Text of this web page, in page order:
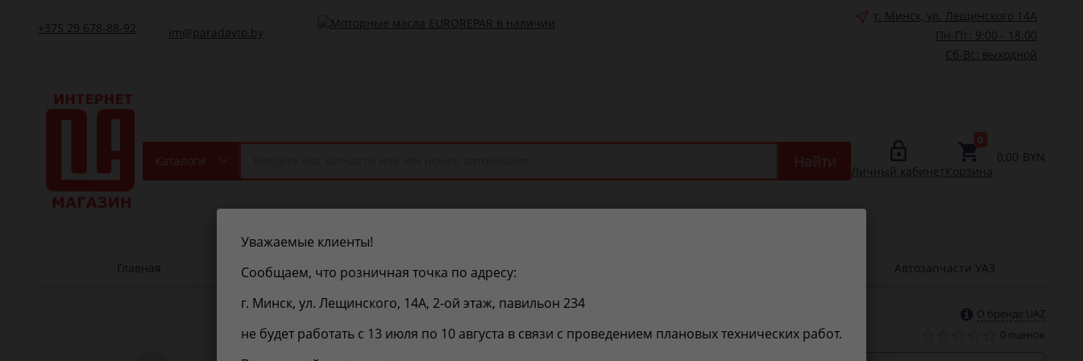
+375 29 678-88-92 im@paradavto.by
г. Минск, ул. Лещинского 14А
Пн-Пт: 9:00 - 18:00
Сб-Вс: выходной
Каталоги Найти
Личный кабинет Корзина
0
0,00 BYN
Главная Контакты Покупателям Автозапчасти УАЗ
О бренде UAZ
0 оценок
UAZ 250690П29
Уважаемые клиенты!
Сообщаем, что розничная точка по адресу:
г. Минск, ул. Лещинского, 14А, 2-ой этаж, павильон 234
не будет работать с 13 июля по 10 августа в связи с проведением плановых технических работ.